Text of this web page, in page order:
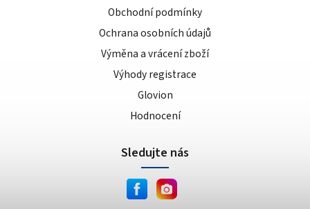
Obchodní podmínky
Ochrana osobních údajů
Výměna a vrácení zboží
Výhody registrace
Glovion
Hodnocení
Sledujte nás